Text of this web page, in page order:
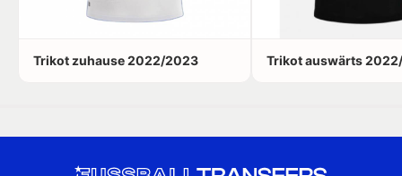
Trikot zuhause 2022/2023 Trikot auswärts